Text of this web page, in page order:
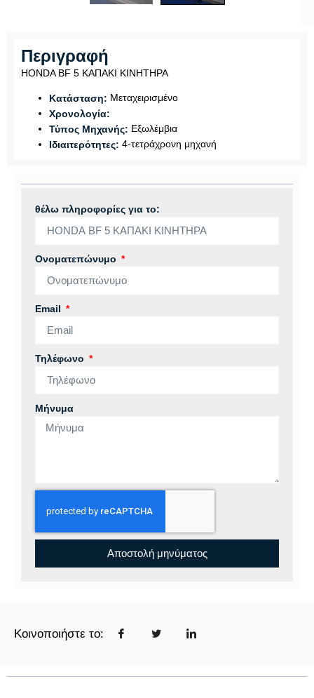
Περιγραφή
HONDA BF 5 ΚΑΠΑΚΙ ΚΙΝΗΤΗΡΑ
Κατάσταση: Μεταχειρισμένο
Χρονολογία:
Τύπος Μηχανής: Εξωλέμβια
Ιδιαιτερότητες: 4-τετράχρονη μηχανή
θέλω πληροφορίες για το:
Ονοματεπώνυμο
Email
Τηλέφωνο
Μήνυμα
Αποστολή μηνύματος
Κοινοποιήστε το: